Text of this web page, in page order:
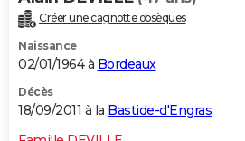
Créer une cagnotte obsèques
Naissance
02/01/1964 à Bordeaux
Décès
18/09/2011 à la Bastide-d'Engras